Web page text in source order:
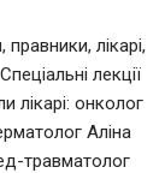
лікарі,
лекції
лікарі: онколог
Аліна
травматолог